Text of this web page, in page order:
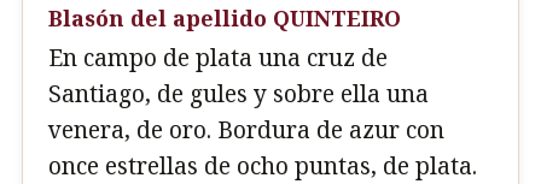
Blasón del apellido QUINTEIRO
En campo de plata una cruz de
Santiago, de gules y sobre ella una
venera, de oro. Bordura de azur con
once estrellas de ocho puntas, de plata.